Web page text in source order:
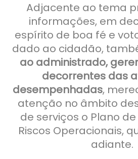
Adjacente ao tema
informações, em
espírito de boa fé e
dado ao cidadão,
ao administrado,
decorrentes das
desempenhadas,
atenção no âmbito
de serviços o Plano
Riscos Operacionais,
adiante.